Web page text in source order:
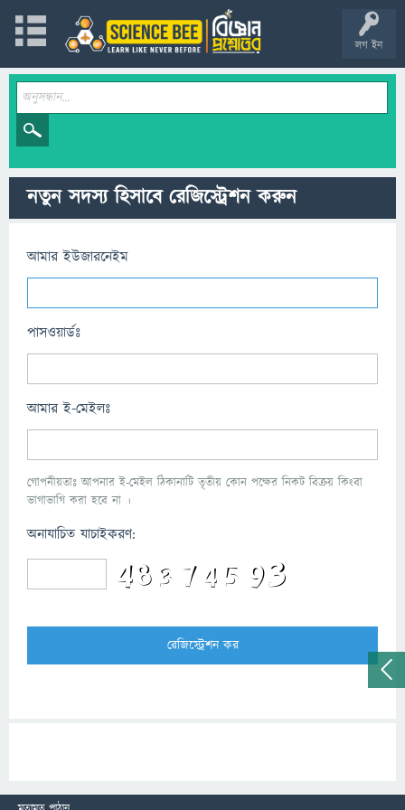
লগ ইন
নতুন সদস্য হিসাবে রেজিস্ট্রেশন করুন
আমার ইউজারনেইম
পাসওয়ার্ডঃ
আমার ই-মেইলঃ
গোপনীয়তাঃ আপনার ই-মেইল ঠিকানাটি তৃতীয় কোন পক্ষের নিকট বিক্রয় কিংবা
ভাগাভাগি করা হবে না ।
অনাযাচিত যাচাইকরণ: